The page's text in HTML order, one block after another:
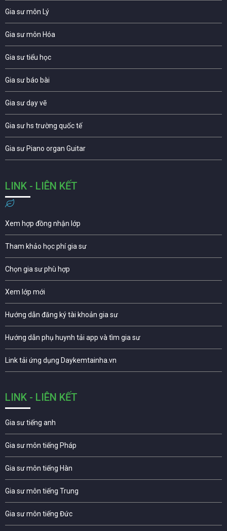
Gia sư môn Lý
Gia sư môn Hóa
Gia sư tiểu học
Gia sư báo bài
Gia sư dạy vẽ
Gia sư hs trường quốc tế
Gia sư Piano organ Guitar
LINK - LIÊN KẾT
Xem hợp đồng nhận lớp
Tham khảo học phí gia sư
Chọn gia sư phù hợp
Xem lớp mới
Hướng dẫn đăng ký tài khoản gia sư
Hướng dẫn phụ huynh tải app và tìm gia sư
Link tải ứng dụng Daykemtainha.vn
LINK - LIÊN KẾT
Gia sư tiếng anh
Gia sư môn tiếng Pháp
Gia sư môn tiếng Hàn
Gia sư môn tiếng Trung
Gia sư môn tiếng Đức